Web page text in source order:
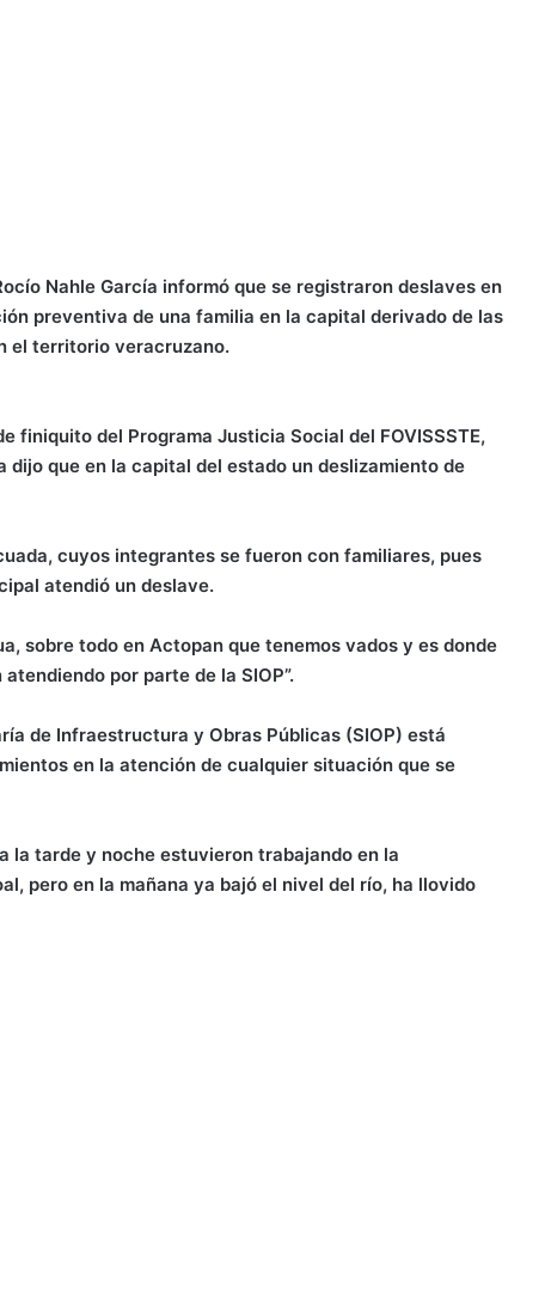
Nahle García informó que se registraron deslaves en
preventiva de una familia en la capital derivado de las
el territorio veracruzano.
finiquito del Programa Justicia Social del FOVISSSTE,
dijo que en la capital del estado un deslizamiento de
cuyos integrantes se fueron con familiares, pues
atendió un deslave.
sobre todo en Actopan que tenemos vados y es donde
por parte de la SIOP”.
de Infraestructura y Obras Públicas (SIOP) está
en la atención de cualquier situación que se
la tarde y noche estuvieron trabajando en la
pero en la mañana ya bajó el nivel del río, ha llovido